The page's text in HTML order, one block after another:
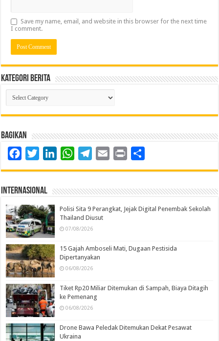
Save my name, email, and website in this browser for the next time
I comment.
Kategori Berita
Kategori
Berita
Bagikan
FacebookTwitterLinkedInWhatsAppTelegram
Email Print
Internasional
Polisi Sita 9 Perangkat, Jejak Digital Penembak Sekolah
Thailand Diusut
07/08/2026
15 Gajah Amboseli Mati, Dugaan Pestisida
Dipertanyakan
06/08/2026
Tiket Rp20 Miliar Ditemukan di Sampah, Biaya Ditagih
ke Pemenang
06/08/2026
Drone Bawa Peledak Ditemukan Dekat Pesawat
Ukraina